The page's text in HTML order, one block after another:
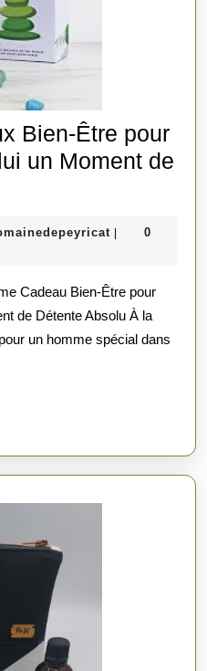
Bien-Être pour
un Moment de
|
0
de Détente Absolu À la
un homme spécial dans